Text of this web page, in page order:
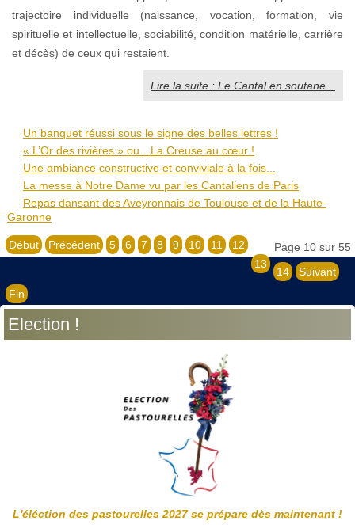
trajectoire individuelle (naissance, vocation, formation, vie
spirituelle et intellectuelle, sociabilité, condition matérielle, carrière
et décès) de ceux qui restaient.
Lire la suite : Le Cantal en soutane...
Un banquet réussi sous le signe des belles lettres !
« L’Or des rivières » ou…La Creuse au cœur !
Une ambiance constructive et conviviale à la fois...
La messe à Notre Dame vu par les Cantaliens de Paris
Repas dansant des Aveyronnais de Toulouse et de la Haute-
Garonne
Page 10 sur 55
Début Précédent 5 6 7 8 9 10 11
12
13
14
Suivant
Fin
Election !
L'éléction des pastourelles 2027 se prépare dès maintenant !